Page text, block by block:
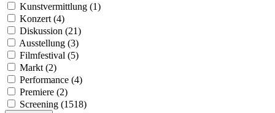
Kunstvermittlung (1)
Konzert (4)
Diskussion (21)
Ausstellung (3)
Filmfestival (5)
Markt (2)
Performance (4)
Premiere (2)
Screening (1518)